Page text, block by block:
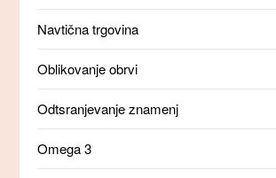
Navtična trgovina
Oblikovanje obrvi
Odtsranjevanje znamenj
Omega 3